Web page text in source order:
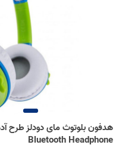
Bluetooth Headphone